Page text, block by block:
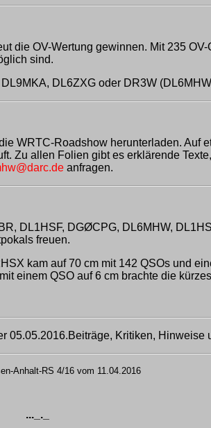
die OV-Wertung gewinnen. Mit 235
sind.
DL6ZXG oder DR3W
WRTC-Roadshow herunterladen. Auf
Zu allen Folien gibt es erklärende
anfragen.
DL1HSF, DGØCPG, DL6MHW,
freuen.
kam auf 70 cm mit 142 QSOs und
einem QSO auf 6 cm brachte die
05.05.2016.Beiträge, Kritiken, Hinweise
Anhalt-RS 4/16 vom 11.04.2016
..._._